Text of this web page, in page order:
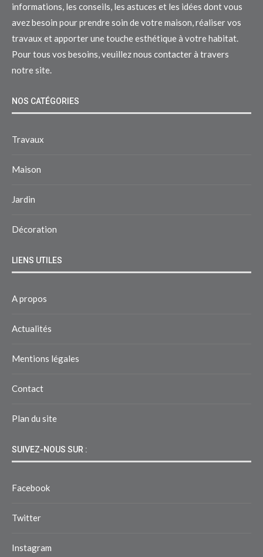
informations, les conseils, les astuces et les idées dont vous
avez besoin pour prendre soin de votre maison, réaliser vos
travaux et apporter une touche esthétique à votre habitat.
Pour tous vos besoins, veuillez nous contacter à travers
notre site.
NOS CATÉGORIES
Travaux
Maison
Jardin
Décoration
LIENS UTILES
A propos
Actualités
Mentions légales
Contact
Plan du site
SUIVEZ-NOUS SUR :
Facebook
Twitter
Instagram